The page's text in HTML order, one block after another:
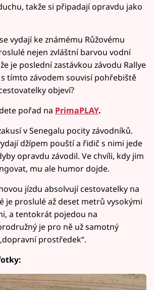
takže si připadají opravdu jako
vydají ke známému Růžovému
nejen zvláštní barvou vodní
je poslední zastávkou závodu Rallye
s tímto závodem souvisí pohřebiště
objeví?
pořad na PrimaPLAY.
v Senegalu pocity závodníků.
džípem pouští a řidič s nimi jede
opravdu závodil. Ve chvíli, kdy jim
mu ale humor dojde.
jízdu absolvují cestovatelky na
je proslulé až deset metrů vysokými
a tentokrát pojedou na
je pro ně už samotný
prostředek“.